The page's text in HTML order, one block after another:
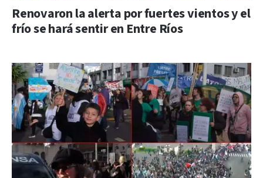
Renovaron la alerta por fuertes vientos y el
frío se hará sentir en Entre Ríos